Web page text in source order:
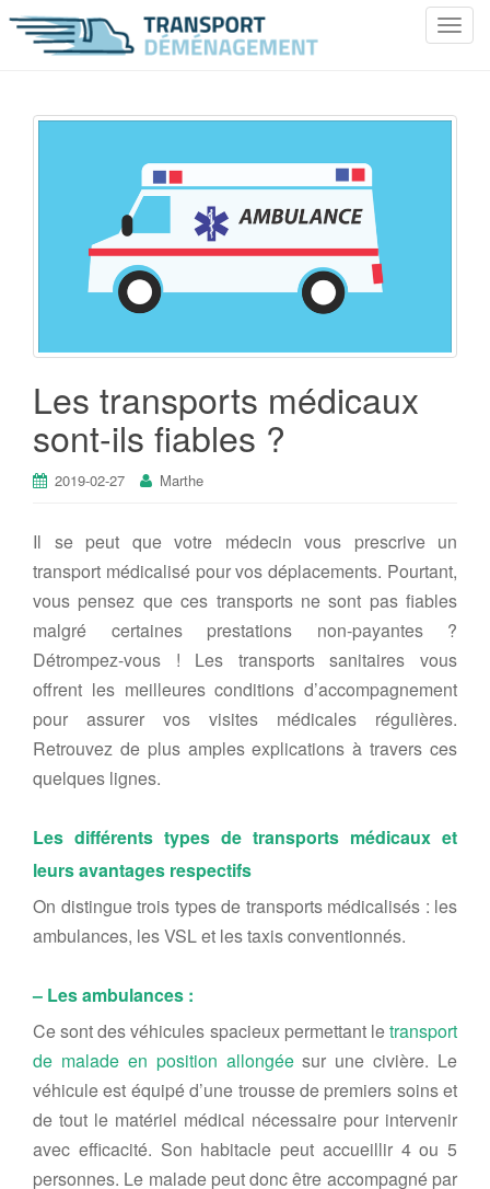
T
i
Les transports médicaux
sont-ils fiables ?
2019-02-27 Marthe
Il se peut que votre médecin vous prescrive un
transport médicalisé pour vos déplacements. Pourtant,
vous pensez que ces transports ne sont pas fiables
malgré certaines prestations non-payantes ?
Détrompez-vous ! Les transports sanitaires vous
offrent les meilleures conditions d’accompagnement
pour assurer vos visites médicales régulières.
Retrouvez de plus amples explications à travers ces
quelques lignes.
Les différents types de transports médicaux et
leurs avantages respectifs
On distingue trois types de transports médicalisés : les
ambulances, les VSL et les taxis conventionnés.
– Les ambulances :
Ce sont des véhicules spacieux permettant letransport
de malade en position allongéesur une civière. Le
véhicule est équipé d’une trousse de premiers soins et
de tout le matériel médical nécessaire pour intervenir
avec efficacité. Son habitacle peut accueillir 4 ou 5
personnes. Le malade peut donc être accompagné par